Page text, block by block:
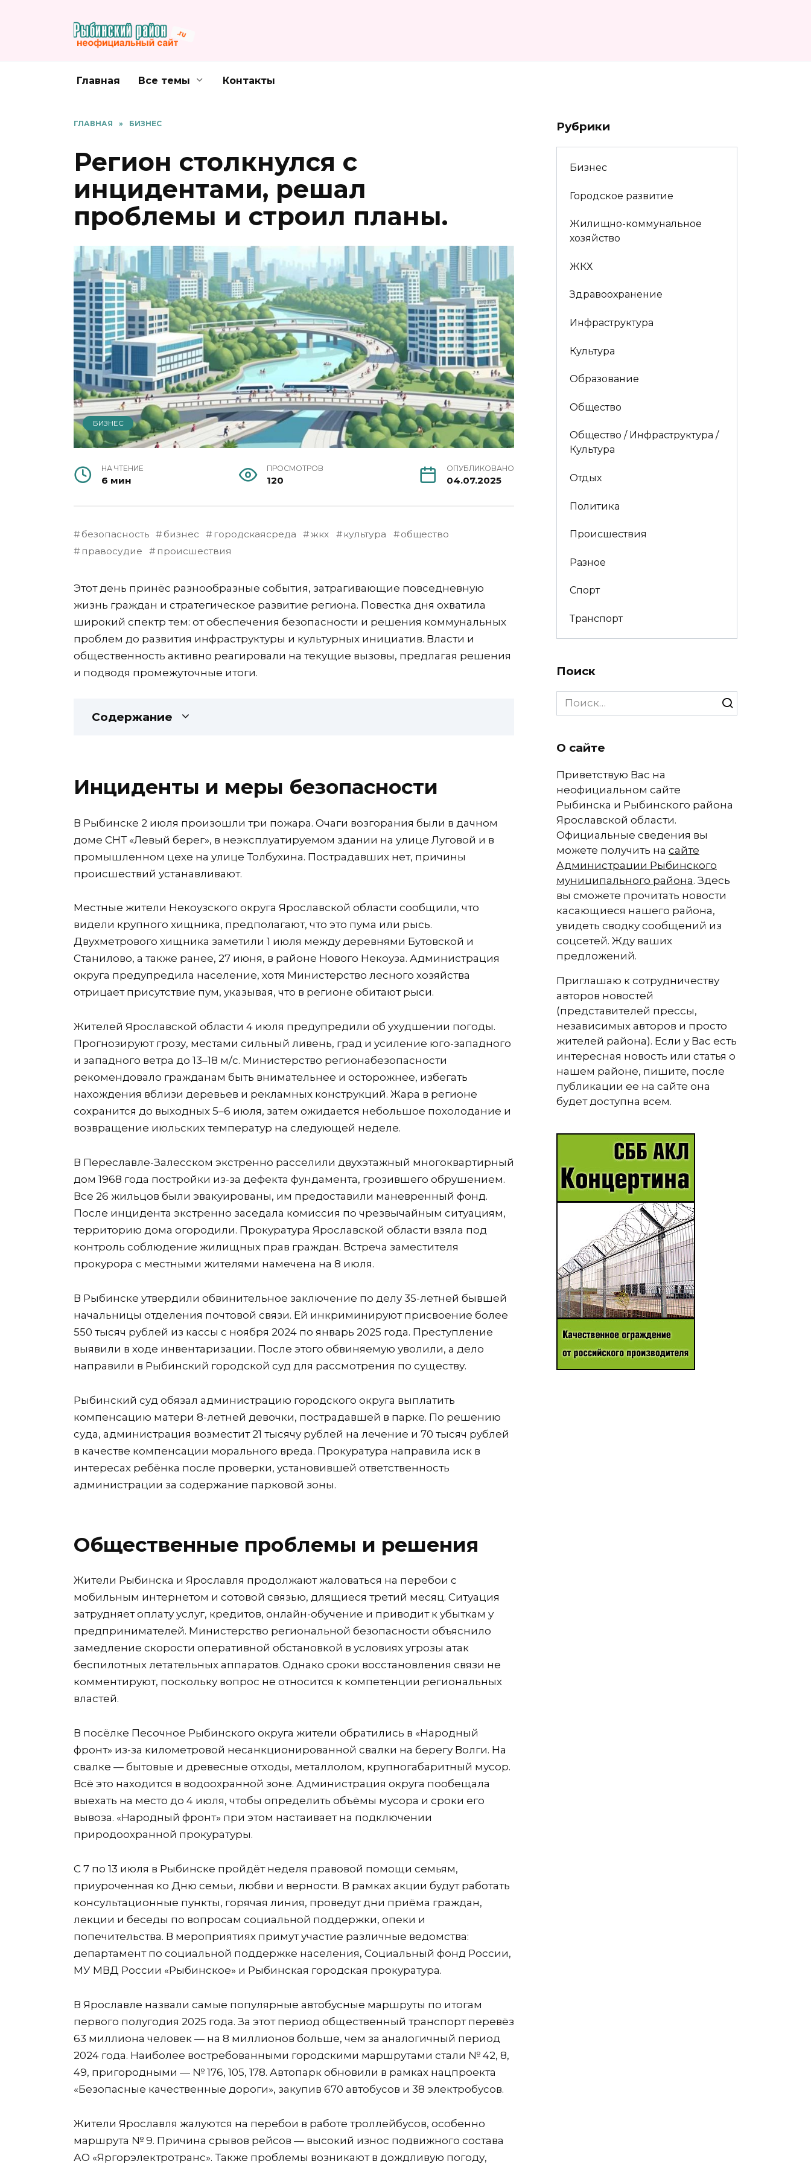
Главная Все темы Контакты
ГЛАВНАЯ » БИЗНЕС
Регион столкнулся с
инцидентами, решал
проблемы и строил планы.
БИЗНЕС
НА ЧТЕНИЕ
6 мин
ПРОСМОТРОВ
120
ОПУБЛИКОВАНО
04.07.2025
безопасность бизнес городскаясреда жкх культура
общество
правосудие
происшествия
Этот день принёс разнообразные события, затрагивающие повседневную
жизнь граждан и стратегическое развитие региона. Повестка дня охватила
широкий спектр тем: от обеспечения безопасности и решения коммунальных
проблем до развития инфраструктуры и культурных инициатив. Власти и
общественность активно реагировали на текущие вызовы, предлагая решения
и подводя промежуточные итоги.
Содержание
Инциденты и меры безопасности
В Рыбинске 2 июля произошли три пожара. Очаги возгорания были в дачном
доме СНТ «Левый берег», в неэксплуатируемом здании на улице Луговой и в
промышленном цехе на улице Толбухина. Пострадавших нет, причины
происшествий устанавливают.
Местные жители Некоузского округа Ярославской области сообщили, что
видели крупного хищника, предполагают, что это пума или рысь.
Двухметрового хищника заметили 1 июля между деревнями Бутовской и
Станилово, а также ранее, 27 июня, в районе Нового Некоуза. Администрация
округа предупредила население, хотя Министерство лесного хозяйства
отрицает присутствие пум, указывая, что в регионе обитают рыси.
Жителей Ярославской области 4 июля предупредили об ухудшении погоды.
Прогнозируют грозу, местами сильный ливень, град и усиление юго-западного
и западного ветра до 13–18 м/с. Министерство регионабезопасности
рекомендовало гражданам быть внимательнее и осторожнее, избегать
нахождения вблизи деревьев и рекламных конструкций. Жара в регионе
сохранится до выходных 5–6 июля, затем ожидается небольшое похолодание и
возвращение июльских температур на следующей неделе.
В Переславле-Залесском экстренно расселили двухэтажный многоквартирный
дом 1968 года постройки из-за дефекта фундамента, грозившего обрушением.
Все 26 жильцов были эвакуированы, им предоставили маневренный фонд.
После инцидента экстренно заседала комиссия по чрезвычайным ситуациям,
территорию дома огородили. Прокуратура Ярославской области взяла под
контроль соблюдение жилищных прав граждан. Встреча заместителя
прокурора с местными жителями намечена на 8 июля.
В Рыбинске утвердили обвинительное заключение по делу 35-летней бывшей
начальницы отделения почтовой связи. Ей инкриминируют присвоение более
550 тысяч рублей из кассы с ноября 2024 по январь 2025 года. Преступление
выявили в ходе инвентаризации. После этого обвиняемую уволили, а дело
направили в Рыбинский городской суд для рассмотрения по существу.
Рыбинский суд обязал администрацию городского округа выплатить
компенсацию матери 8-летней девочки, пострадавшей в парке. По решению
суда, администрация возместит 21 тысячу рублей на лечение и 70 тысяч рублей
в качестве компенсации морального вреда. Прокуратура направила иск в
интересах ребёнка после проверки, установившей ответственность
администрации за содержание парковой зоны.
Общественные проблемы и решения
Жители Рыбинска и Ярославля продолжают жаловаться на перебои с
мобильным интернетом и сотовой связью, длящиеся третий месяц. Ситуация
затрудняет оплату услуг, кредитов, онлайн-обучение и приводит к убыткам у
предпринимателей. Министерство региональной безопасности объяснило
замедление скорости оперативной обстановкой в условиях угрозы атак
беспилотных летательных аппаратов. Однако сроки восстановления связи не
комментируют, поскольку вопрос не относится к компетенции региональных
властей.
В посёлке Песочное Рыбинского округа жители обратились в «Народный
фронт» из-за километровой несанкционированной свалки на берегу Волги. На
свалке — бытовые и древесные отходы, металлолом, крупногабаритный мусор.
Всё это находится в водоохранной зоне. Администрация округа пообещала
выехать на место до 4 июля, чтобы определить объёмы мусора и сроки его
вывоза. «Народный фронт» при этом настаивает на подключении
природоохранной прокуратуры.
С 7 по 13 июля в Рыбинске пройдёт неделя правовой помощи семьям,
приуроченная ко Дню семьи, любви и верности. В рамках акции будут работать
консультационные пункты, горячая линия, проведут дни приёма граждан,
лекции и беседы по вопросам социальной поддержки, опеки и
попечительства. В мероприятиях примут участие различные ведомства:
департамент по социальной поддержке населения, Социальный фонд России,
МУ МВД России «Рыбинское» и Рыбинская городская прокуратура.
В Ярославле назвали самые популярные автобусные маршруты по итогам
первого полугодия 2025 года. За этот период общественный транспорт перевёз
63 миллиона человек — на 8 миллионов больше, чем за аналогичный период
2024 года. Наиболее востребованными городскими маршрутами стали № 42, 8,
49, пригородными — № 176, 105, 178. Автопарк обновили в рамках нацпроекта
«Безопасные качественные дороги», закупив 670 автобусов и 38 электробусов.
Жители Ярославля жалуются на перебои в работе троллейбусов, особенно
маршрута № 9. Причина срывов рейсов — высокий износ подвижного состава
АО «Яргорэлектротранс». Также проблемы возникают в дождливую погоду,
Рубрики
Бизнес
Городское развитие
Жилищно-коммунальное
хозяйство
ЖКХ
Здравоохранение
Инфраструктура
Культура
Образование
Общество
Общество / Инфраструктура /
Культура
Отдых
Политика
Происшествия
Разное
Спорт
Транспорт
Поиск
Search
for:
О сайте
Приветствую Вас на
неофициальном сайте
Рыбинска и Рыбинского района
Ярославской области.
Официальные сведения вы
можете получить на сайте
Администрации Рыбинского
муниципального района. Здесь
вы сможете прочитать новости
касающиеся нашего района,
увидеть сводку сообщений из
соцсетей. Жду ваших
предложений.
Приглашаю к сотрудничеству
авторов новостей
(представителей прессы,
независимых авторов и просто
жителей района). Если у Вас есть
интересная новость или статья о
нашем районе, пишите, после
публикации ее на сайте она
будет доступна всем.